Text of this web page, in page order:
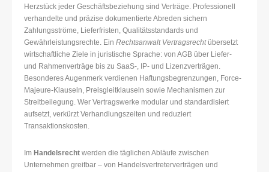
Herzstück jeder Geschäftsbeziehung sind Verträge. Professionell
verhandelte und präzise dokumentierte Abreden sichern
Zahlungsströme, Lieferfristen, Qualitätsstandards und
Gewährleistungsrechte. Ein Rechtsanwalt Vertragsrechtübersetzt
wirtschaftliche Ziele in juristische Sprache: von AGB über Liefer-
und Rahmenverträge bis zu SaaS-, IP- und Lizenzverträgen.
Besonderes Augenmerk verdienen Haftungsbegrenzungen, Force-
Majeure-Klauseln, Preisgleitklauseln sowie Mechanismen zur
Streitbeilegung. Wer Vertragswerke modular und standardisiert
aufsetzt, verkürzt Verhandlungszeiten und reduziert
Transaktionskosten.
Im Handelsrecht werden die täglichen Abläufe zwischen
Unternehmen greifbar – von Handelsvertreterverträgen und